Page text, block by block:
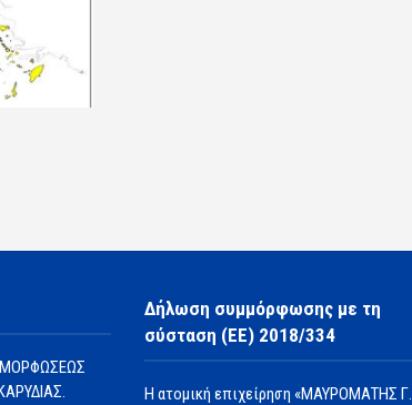
Δήλωση συμμόρφωσης με τη
σύσταση (ΕΕ) 2018/334
Η ατομική επιχείρηση «ΜΑΥΡΟΜΑΤΗΣ Γ.